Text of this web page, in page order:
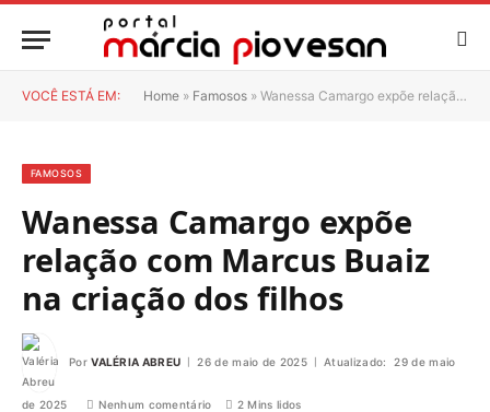
VOCÊ ESTÁ EM: Home » Famosos » Wanessa Camargo expõe relação com Marcus Buaiz na criação dos filhos
FAMOSOS
Wanessa Camargo expõe
relação com Marcus Buaiz
na criação dos filhos
Por VALÉRIA ABREU 26 de maio de 2025 Atualizado: 29 de maio
de 2025 Nenhum comentário 2 Mins lidos